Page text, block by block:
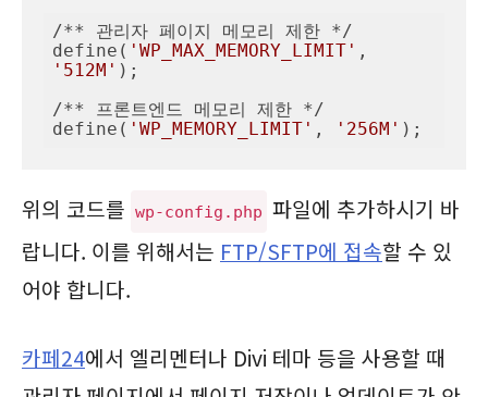
/** 관리자 페이지 메모리 제한 */
define( 'WP_MAX_MEMORY_LIMIT'
'512M' );
/** 프론트엔드 메모리 제한 */
define( 'WP_MEMORY_LIMIT' , '256M' );
위의 코드를 wp-config.php 파일에 추가하시기 바
랍니다. 이를 위해서는 FTP/SFTP에 접속할 수 있
어야 합니다.
카페24에서 엘리멘터나 Divi 테마 등을 사용할 때